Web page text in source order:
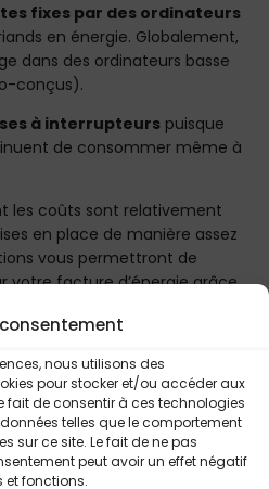
nous utilisons des
pour stocker et/ou accéder aux
fait de consentir à ces technologies
telles que le comportement
sur ce site. Le fait de ne pas
peut avoir un effet négatif
et fonctions.
fixes par des ordinateurs
en énergie. Globalement,
dans des ordinateurs basse
conçus).
à interrupteurs puisque
de consommer même à
les coûts sont relativement
en place de manière assez
vous permettront de
votre facture d’énergie grâce
employé
important d’impliquer chacun
il sera plus naturel pour
d’efficacité
Pour cela, vous